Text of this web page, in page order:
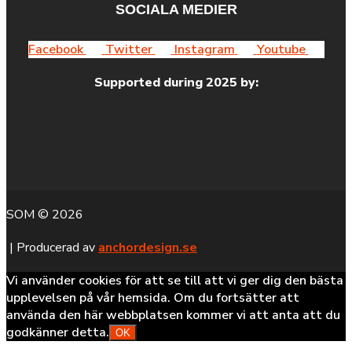
SOCIALA MEDIER
Facebook Twitter Instagram
Youtube
Supported during 2025 by:
SOM © 2026
| Producerad av anchordesign.se
Vi använder cookies för att se till att vi ger dig den bästa
upplevelsen på vår hemsida. Om du fortsätter att
använda den här webbplatsen kommer vi att anta att du
godkänner detta. OK